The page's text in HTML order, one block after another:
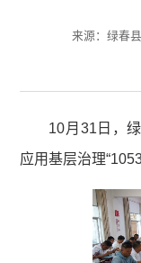
来源：绿春
10月31日，
应用基层治理